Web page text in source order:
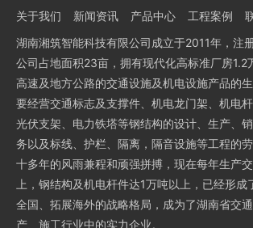
关于我们 新闻资讯 产品中心 工程案例
湖南湘筑智能科技有限公司成立于2011年，注
公司占地面积23亩，拥有现代化高标准厂房1.2
高速及地方公路的交通设施及机电设施产品的
要经营交通标志及支撑件、机电龙门架、机电杆
光伏支架、电力铁塔等钢结构的设计、生产、
务以及标线、护栏、隔离，隔音设施等工程的
十多年的风雨兼程和顽强拼搏，现在每年生产
上，钢结构及机电杆件达1万吨以上，已经形成
全国、拓展海外的战略格局，成为了湖南省交
产、施工行业中的实力企业。